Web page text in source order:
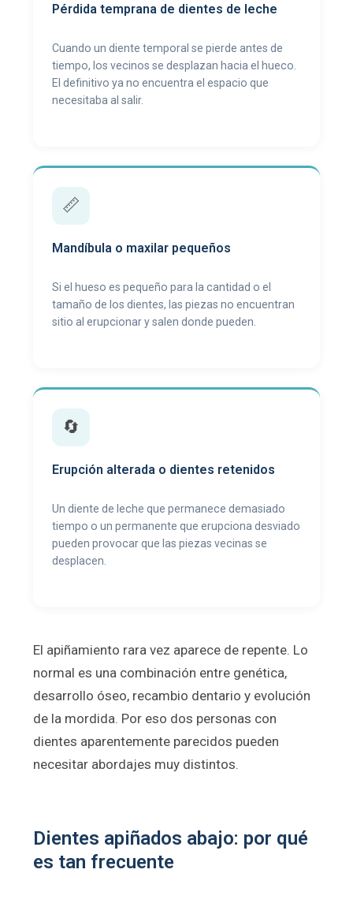
Pérdida temprana de dientes de leche
Cuando un diente temporal se pierde antes de
tiempo, los vecinos se desplazan hacia el hueco.
El definitivo ya no encuentra el espacio que
necesitaba al salir.
📏
Mandíbula o maxilar pequeños
Si el hueso es pequeño para la cantidad o el
tamaño de los dientes, las piezas no encuentran
sitio al erupcionar y salen donde pueden.
🔄
Erupción alterada o dientes retenidos
Un diente de leche que permanece demasiado
tiempo o un permanente que erupciona desviado
pueden provocar que las piezas vecinas se
desplacen.
El apiñamiento rara vez aparece de repente. Lo
normal es una combinación entre genética,
desarrollo óseo, recambio dentario y evolución
de la mordida. Por eso dos personas con
dientes aparentemente parecidos pueden
necesitar abordajes muy distintos.
Dientes apiñados abajo: por qué
es tan frecuente